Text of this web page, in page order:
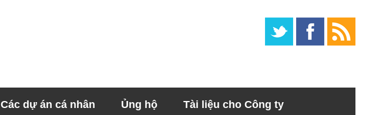
Các dự án cá nhân Ủng hộ Tài liệu cho Công ty